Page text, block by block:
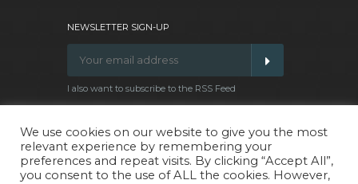
NEWSLETTER SIGN-UP
I also want to subscribe to the RSS Feed
Facebook
Google
Plus
TwitterPinterest
We use cookies on our website to give you the most
relevant experience by remembering your
preferences and repeat visits. By clicking “Accept All”,
you consent to the use of ALL the cookies. However,